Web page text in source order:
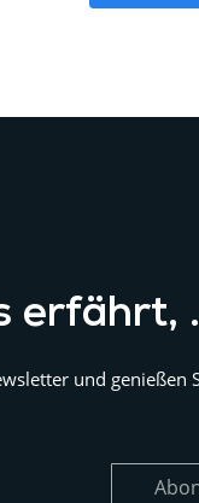
erfährt,
und genießen